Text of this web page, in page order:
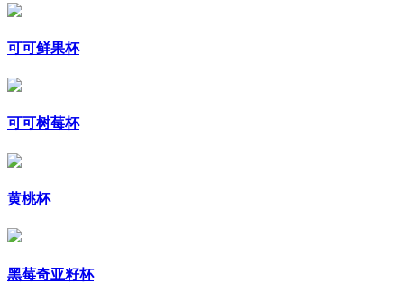
可可鲜果杯
可可树莓杯
黄桃杯
黑莓奇亚籽杯